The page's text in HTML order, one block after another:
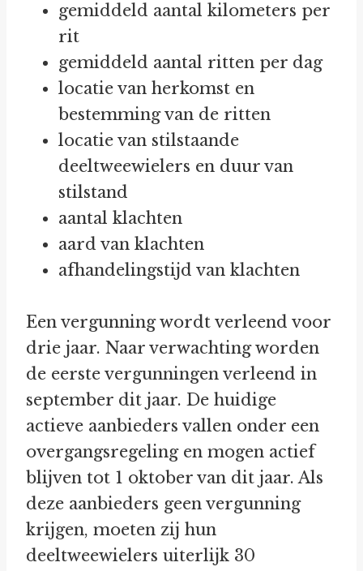
gemiddeld aantal kilometers per
rit
gemiddeld aantal ritten per dag
locatie van herkomst en
bestemming van de ritten
locatie van stilstaande
deeltweewielers en duur van
stilstand
aantal klachten
aard van klachten
afhandelingstijd van klachten
Een vergunning wordt verleend voor
drie jaar. Naar verwachting worden
de eerste vergunningen verleend in
september dit jaar. De huidige
actieve aanbieders vallen onder een
overgangsregeling en mogen actief
blijven tot 1 oktober van dit jaar. Als
deze aanbieders geen vergunning
krijgen, moeten zij hun
deeltweewielers uiterlijk 30